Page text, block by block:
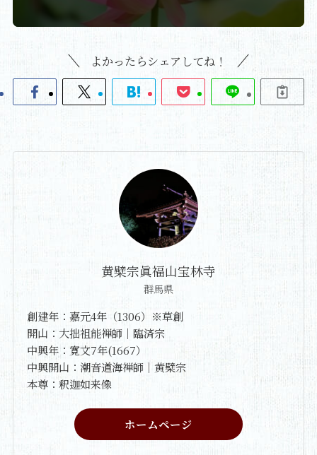
よかったらシェアしてね！
黄檗宗眞福山宝林寺
群馬県
創建年：嘉元4年（1306）※草創
開山：大拙祖能禅師｜臨済宗
中興年：寛文7年(1667）
中興開山：潮音道海禅師｜黄檗宗
本尊：釈迦如来像
ホームページ